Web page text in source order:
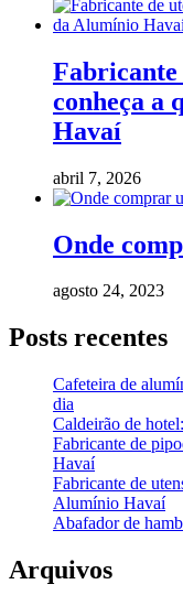
Fabricante
conheça a
Havaí
abril 7, 2026
Onde
agosto 24, 2023
Posts recentes
Cafeteira de
dia
Caldeirão de
Fabricante de
Havaí
Fabricante de
Alumínio Havaí
Abafador de
Arquivos